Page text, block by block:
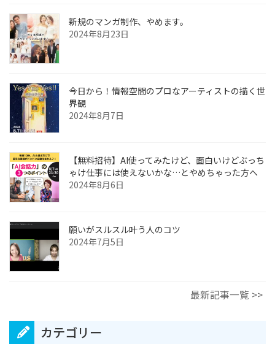
新規のマンガ制作、やめます。
2024年8月23日
今日から！情報空間のプロなアーティストの描く世
界観
2024年8月7日
【無料招待】AI使ってみたけど、面白いけどぶっち
ゃけ仕事には使えないかな…とやめちゃった方へ
2024年8月6日
願いがスルスル叶う人のコツ
2024年7月5日
最新記事一覧 >>
カテゴリー